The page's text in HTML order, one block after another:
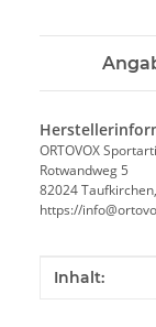
ORTOVOX
Rotwandweg 5
82024
https://
Wert
Inhalt: